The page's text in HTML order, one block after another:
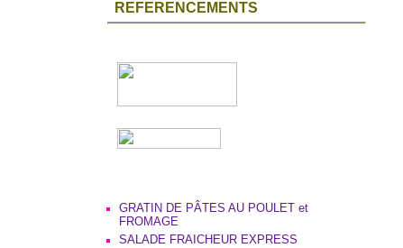
REFERENCEMENTS
GRATIN DE PÂTES AU POULET et
FROMAGE
SALADE FRAICHEUR EXPRESS